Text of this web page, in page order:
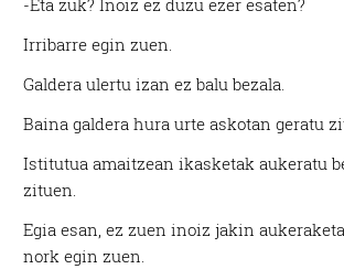
-Eta zuk? Inoiz ez duzu ezer esaten?
Irribarre egin zuen.
Galdera ulertu izan ez balu bezala.
Baina galdera hura urte askotan geratu
Istitutua amaitzean ikasketak aukeratu
zituen.
Egia esan, ez zuen inoiz jakin
nork egin zuen.